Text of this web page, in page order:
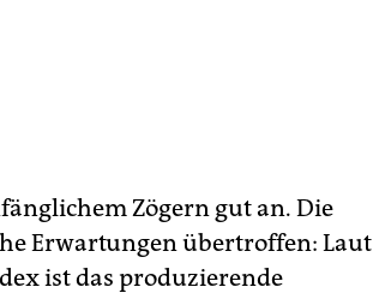
Zögern gut an. Die
Erwartungen übertroffen: Laut
ist das produzierende